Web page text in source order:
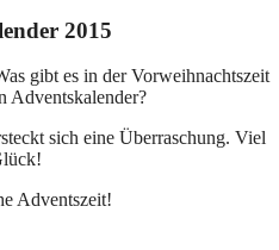
2015
gibt es in der Vorweihnachtszeit
Adventskalender?
sich eine Überraschung. Viel
Adventszeit!